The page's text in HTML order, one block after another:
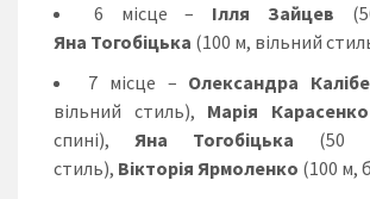
6 місце – Ілля Зайцев
Яна Тогобіцька (100 м, вільний
7 місце – Олександра
вільний стиль), Марія Карасенко
спині), Яна Тогобіцька (50
стиль), Вікторія Ярмоленко (100 м,